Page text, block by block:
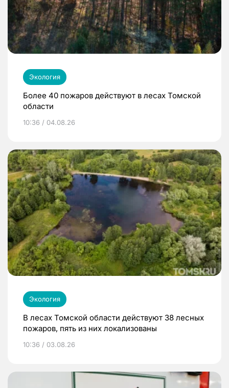
Экология
Более 40 пожаров действуют в лесах Томской
области
10:36 / 04.08.26
Экология
В лесах Томской области действуют 38 лесных
пожаров, пять из них локализованы
10:36 / 03.08.26